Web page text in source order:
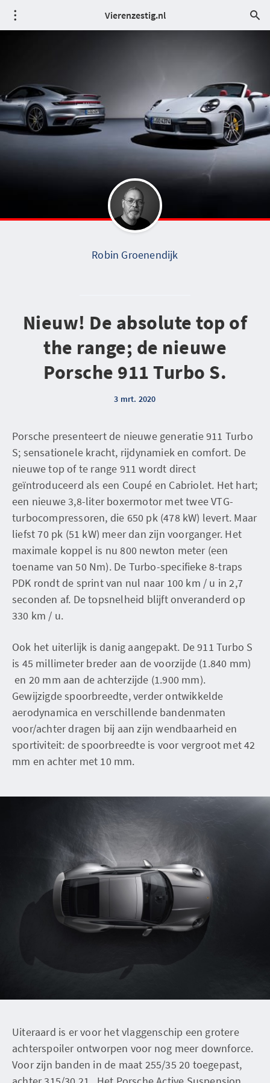
Vierenzestig.nl
Robin Groenendijk
Nieuw! De absolute top of
the range; de nieuwe
Porsche 911 Turbo S.
3 mrt. 2020
Porsche presenteert de nieuwe generatie 911 Turbo
S; sensationele kracht, rijdynamiek en comfort. De
nieuwe top of te range 911 wordt direct
geïntroduceerd als een Coupé en Cabriolet. Het hart;
een nieuwe 3,8-liter boxermotor met twee VTG-
turbocompressoren, die 650 pk (478 kW) levert. Maar
liefst 70 pk (51 kW) meer dan zijn voorganger. Het
maximale koppel is nu 800 newton meter (een
toename van 50 Nm). De Turbo-specifieke 8-traps
PDK rondt de sprint van nul naar 100 km / u in 2,7
seconden af. De topsnelheid blijft onveranderd op
330 km / u.
Ook het uiterlijk is danig aangepakt. De 911 Turbo S
is 45 millimeter breder aan de voorzijde (1.840 mm)
en 20 mm aan de achterzijde (1.900 mm).
Gewijzigde spoorbreedte, verder ontwikkelde
aerodynamica en verschillende bandenmaten
voor/achter dragen bij aan zijn wendbaarheid en
sportiviteit: de spoorbreedte is voor vergroot met 42
mm en achter met 10 mm.
Uiteraard is er voor het vlaggenschip een grotere
achterspoiler ontworpen voor nog meer downforce.
Voor zijn banden in de maat 255/35 20 toegepast,